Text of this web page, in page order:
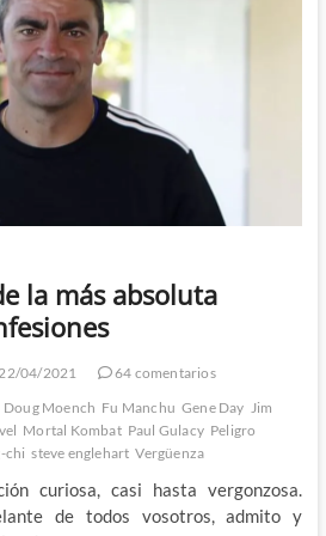
la más absoluta
22/04/2021
64 comentarios
Doug Moench Fu Manchu Gene Day Jim
Mortal Kombat Paul Gulacy Peligro
chi steve englehart Vergüenza
curiosa, casi hasta vergonzosa.
de todos vosotros, admito y